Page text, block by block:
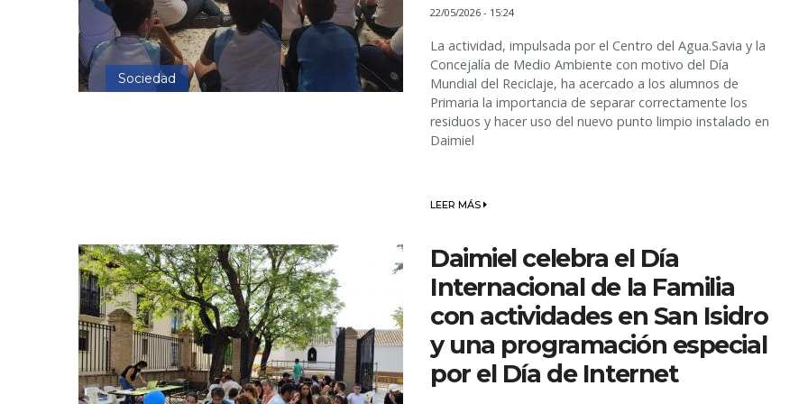
Sociedad
22/05/2026 - 15:24
La actividad, impulsada por el Centro del Agua.Savia y la
Concejalía de Medio Ambiente con motivo del Día
Mundial del Reciclaje, ha acercado a los alumnos de
Primaria la importancia de separar correctamente los
residuos y hacer uso del nuevo punto limpio instalado en
Daimiel
LEER MÁS
Daimiel celebra el Día
Internacional de la Familia
con actividades en San Isidro
y una programación especial
por el Día de Internet